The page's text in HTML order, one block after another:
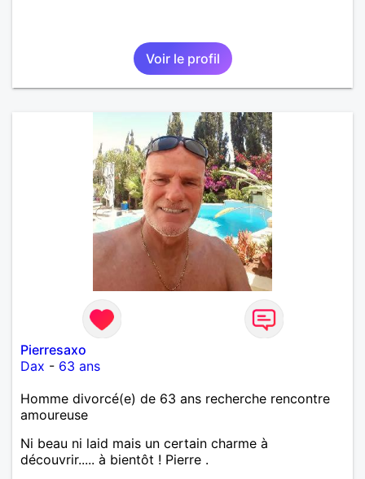
Voir le profil
Pierresaxo
Dax - 63 ans
Homme divorcé(e) de 63 ans recherche rencontre
amoureuse
Ni beau ni laid mais un certain charme à
découvrir..... à bientôt ! Pierre .